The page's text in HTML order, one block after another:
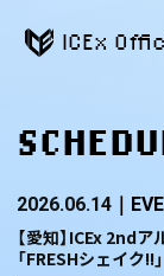
ICEx
2026.06.14
【愛知】ICEx 2nd
「FRESHシェイク!!」